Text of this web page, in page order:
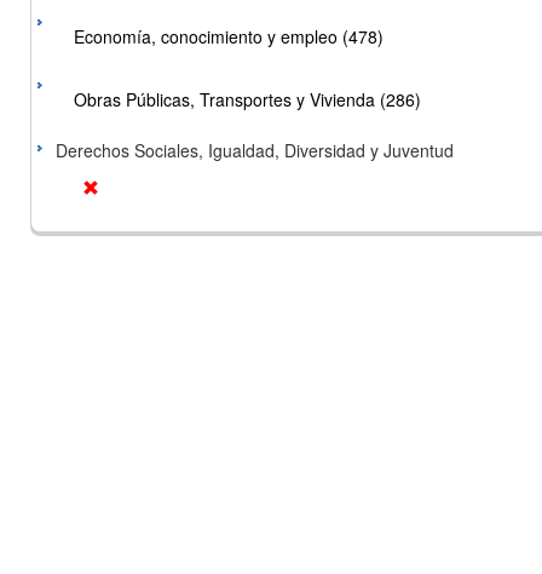
Economía, conocimiento y empleo (478)
Obras Públicas, Transportes y Vivienda (286)
Derechos Sociales, Igualdad, Diversidad y Juventud